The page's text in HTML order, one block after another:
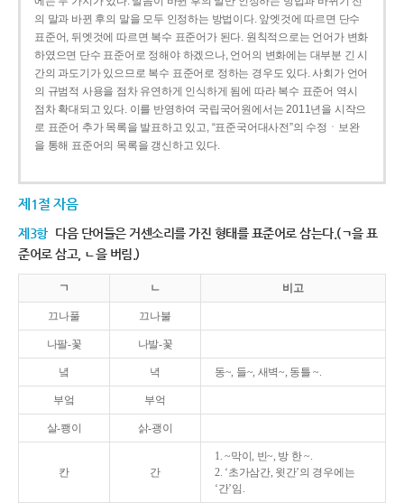
의 말과 바뀐 후의 말을 모두 인정하는 방법이다. 앞엣것에 따르면 단수
표준어, 뒤엣것에 따르면 복수 표준어가 된다. 원칙적으로는 언어가 변화
하였으면 단수 표준어로 정해야 하겠으나, 언어의 변화에는 대부분 긴 시
간의 과도기가 있으므로 복수 표준어로 정하는 경우도 있다. 사회가 언어
의 규범적 사용을 점차 유연하게 인식하게 됨에 따라 복수 표준어 역시
점차 확대되고 있다. 이를 반영하여 국립국어원에서는 2011년을 시작으
로 표준어 추가 목록을 발표하고 있고, “표준국어대사전”의 수정ㆍ보완
을 통해 표준어의 목록을 갱신하고 있다.
제1절 자음
제3항 다음 단어들은 거센소리를 가진 형태를 표준어로 삼는다.(ㄱ을 표
준어로 삼고, ㄴ을 버림.)
ㄱ ㄴ 비고
끄나풀 끄나불
나팔-꽃 나발-꽃
녘 녁 동~, 들~, 새벽~, 동틀 ~.
부엌 부억
살-쾡이 삵-괭이
칸 간
1. ~막이, 빈~, 방 한 ~.
2. ‘초가삼간, 윗간’의 경우에는
‘간’임.